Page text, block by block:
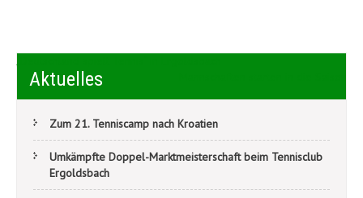
Beitragsnavigation
„Deutschland spielt Tennis“ in Ergoldsbach
Aktuelles
Zum 21. Tenniscamp nach Kroatien
Umkämpfte Doppel-Marktmeisterschaft beim Tennisclub
Ergoldsbach